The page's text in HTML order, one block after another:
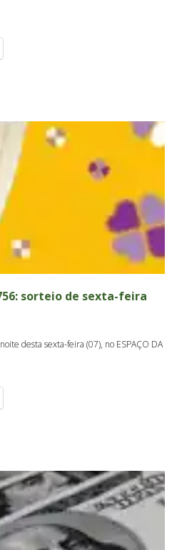
sorteio de sexta-feira
desta sexta-feira (07), no ESPAÇO DA